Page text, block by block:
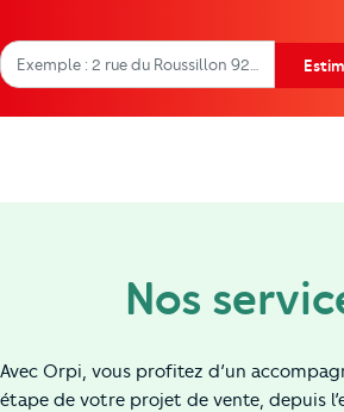
Estimez le prix de vente de votre bien
Adresse du bien à estimer
Exemple : 2 rue du Roussillon 92600
Nos
Avec Orpi, vous profitez d’un
étape de votre projet de vente, depuis